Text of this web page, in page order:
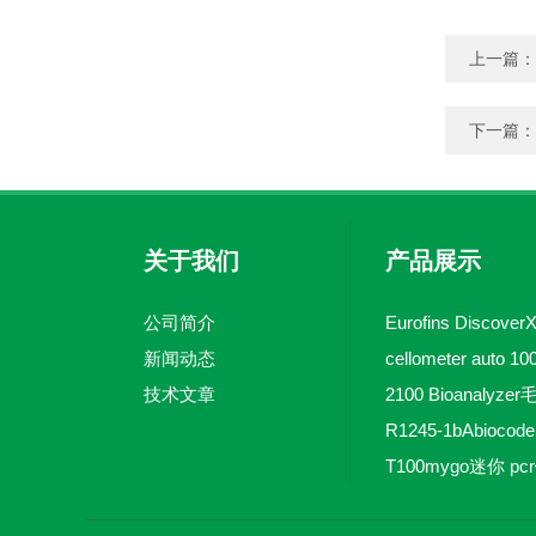
上一篇：
下一篇：
关于我们
公司简介
新闻动态
技术文章
产品展示
T100mygo迷你